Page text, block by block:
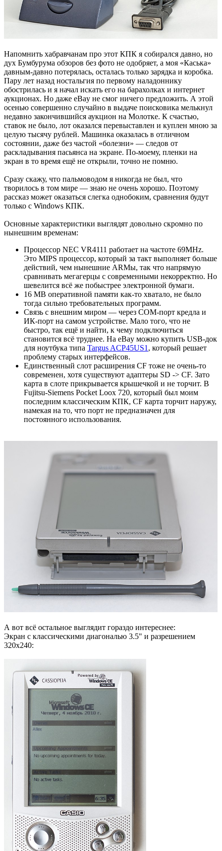
Напомнить хабравчанам про этот КПК я собирался давно, но
дух Бумбурума обзоров без фото не одобряет, а моя «Каська»
давным-давно потерялась, осталась только зарядка и коробка.
Пару лет назад ностальгия по первому наладоннику
обострилась и я начал искать его на барахолках и интернет
аукционах. Но даже eBay не смог ничего предложить. А этой
осенью совершенно случайно в выдаче поисковика мелькнул
недавно закончившийся аукцион на Молотке. К счастью,
ставок не было, лот оказался перевыставлен и куплен мною за
целую тысячу рублей. Машинка оказалась в отличном
состоянии, даже без частой «болезни» — следов от
раскладывания пасьянса на экране. По-моему, пленки на
экран в то время ещё не открыли, точно не помню.
Сразу скажу, что пальмоводом я никогда не был, что
творилось в том мире — знаю не очень хорошо. Поэтому
рассказ может оказаться слегка однобоким, сравнения будут
только с Windows КПК.
Основные характеристики выглядят довольно скромно по
нынешним временам:
Процессор NEC VR4111 работает на частоте 69MHz.
Это MIPS процессор, который за такт выполняет больше
действий, чем нынешние ARMы, так что напрямую
сравнивать мегагерцы с современными некорректно. Но
шевелится всё же побыстрее электронной бумаги.
16 MB оперативной памяти как-то хватало, не было
тогда сильно требовательных программ.
Связь с внешним миром — через COM-порт кредла и
ИК-порт на самом устройстве. Мало того, что не
быстро, так ещё и найти, к чему подключиться
становится всё труднее. На eBay можно купить USB-док
для ноутбука типа Targus ACP45US1, который решает
проблему старых интерфейсов.
Единственный слот расширения CF тоже не очень-то
современен, хотя существуют адаптеры SD -> CF. Зато
карта в слоте прикрывается крышечкой и не торчит. В
Fujitsu-Siemens Pocket Loox 720, который был моим
последним классическим КПК, CF карта торчит наружу,
намекая на то, что порт не предназначен для
постоянного использования.
А вот всё остальное выглядит гораздо интереснее:
Экран с классическими диагональю 3.5" и разрешением
320x240: